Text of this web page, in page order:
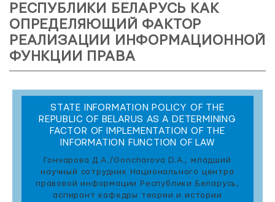
РЕСПУБЛИКИ БЕЛАРУСЬ КАК
ОПРЕДЕЛЯЮЩИЙ ФАКТОР
РЕАЛИЗАЦИИ ИНФОРМАЦИОННОЙ
ФУНКЦИИ ПРАВА
STATE INFORMATION POLICY OF THE
REPUBLIC OF BELARUS AS A DETERMINING
FACTOR OF IMPLEMENTATION OF THE
INFORMATION FUNCTION OF LAW
Гончарова Д.А./Goncharova D.A., младший
научный сотрудник Национального центра
правовой информации Республики Беларусь,
аспирант кафедры теории и истории